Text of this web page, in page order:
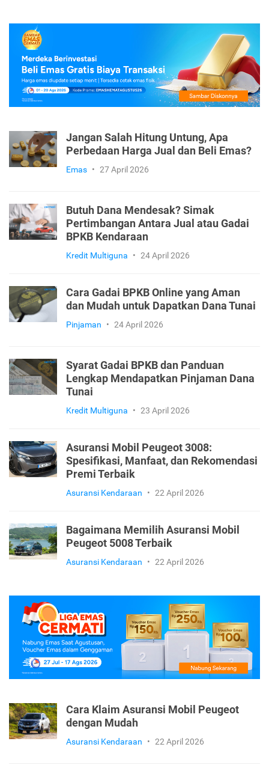
Jangan Salah Hitung Untung, Apa
Perbedaan Harga Jual dan Beli Emas?
Emas • 27 April 2026
Butuh Dana Mendesak? Simak
Pertimbangan Antara Jual atau Gadai
BPKB Kendaraan
Kredit Multiguna • 24 April 2026
Cara Gadai BPKB Online yang Aman
dan Mudah untuk Dapatkan Dana Tunai
Pinjaman • 24 April 2026
Syarat Gadai BPKB dan Panduan
Lengkap Mendapatkan Pinjaman Dana
Tunai
Kredit Multiguna • 23 April 2026
Asuransi Mobil Peugeot 3008:
Spesifikasi, Manfaat, dan Rekomendasi
Premi Terbaik
Asuransi Kendaraan • 22 April 2026
Bagaimana Memilih Asuransi Mobil
Peugeot 5008 Terbaik
Asuransi Kendaraan • 22 April 2026
Cara Klaim Asuransi Mobil Peugeot
dengan Mudah
Asuransi Kendaraan • 22 April 2026